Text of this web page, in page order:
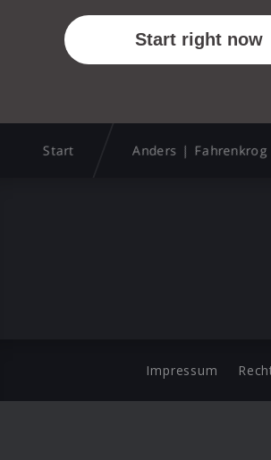
Start Anders | Fahrenkrog
Impressum